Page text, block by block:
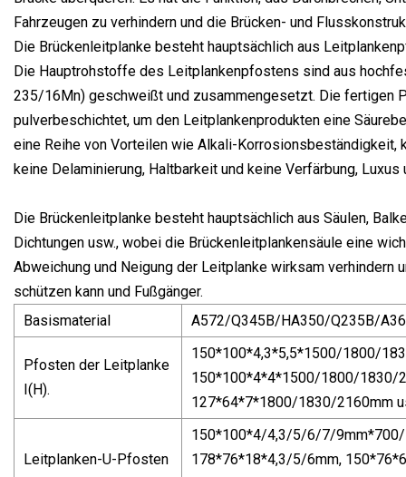
Fahrzeugen zu verhindern und die Brücken- und
Die Brückenleitplanke besteht hauptsächlich aus
Die Hauptrohstoffe des Leitplankenpfostens sind aus
235/16Mn) geschweißt und zusammengesetzt. Die fertigen
pulverbeschichtet, um den Leitplankenprodukten eine
eine Reihe von Vorteilen wie Alkali-Korrosionsbeständigkeit,
keine Delaminierung, Haltbarkeit und keine Verfärbung, Luxus
Die Brückenleitplanke besteht hauptsächlich aus Säulen,
Dichtungen usw., wobei die Brückenleitplankensäule eine
Abweichung und Neigung der Leitplanke wirksam verhindern
schützen kann und Fußgänger.
Basismaterial
A572/Q345B/HA350/Q235B/
Pfosten der Leitplanke
I(H).
150*100*4,3*5,5*1500/1800/
150*100*4*4*1500/1800/1830/
127*64*7*1800/1830/2160mm
Leitplanken-U-Pfosten
150*100*4/4,3/5/6/7/
178*76*18*4,3/5/6mm,